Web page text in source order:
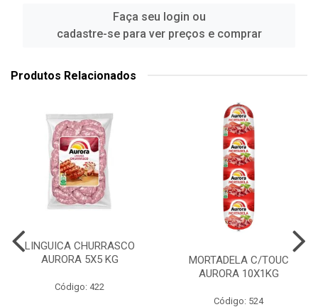
Faça seu login ou
cadastre-se para ver preços e comprar
Produtos Relacionados
LINGUICA CHURRASCO
AURORA 5X5 KG
Código: 422
MORTADELA C/TOUC
AURORA 10X1KG
Código: 524